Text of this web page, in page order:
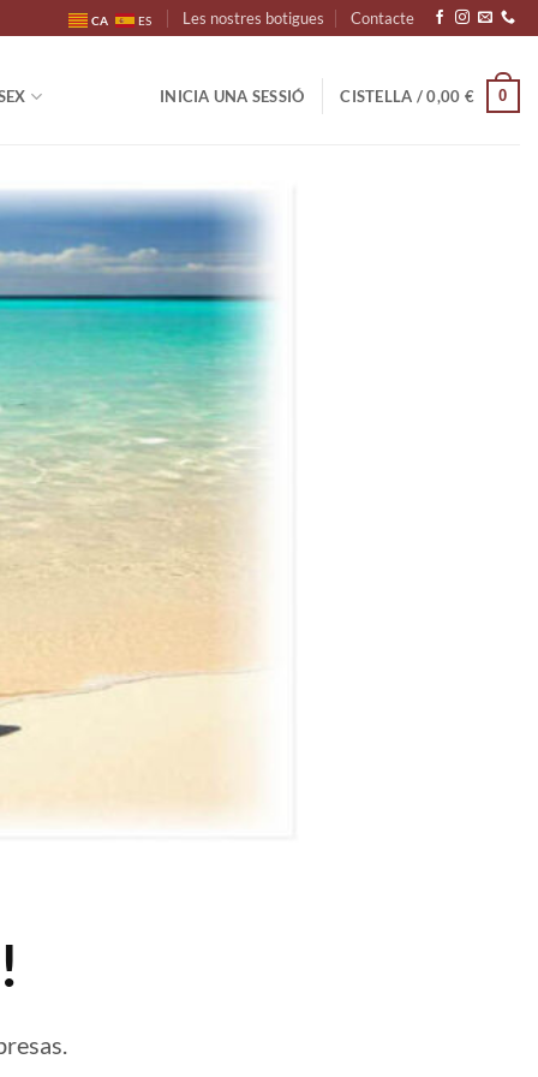
CA ES Les nostres botigues Contacte
INICIA UNA SESSIÓ CISTELLA /0,00 € 0